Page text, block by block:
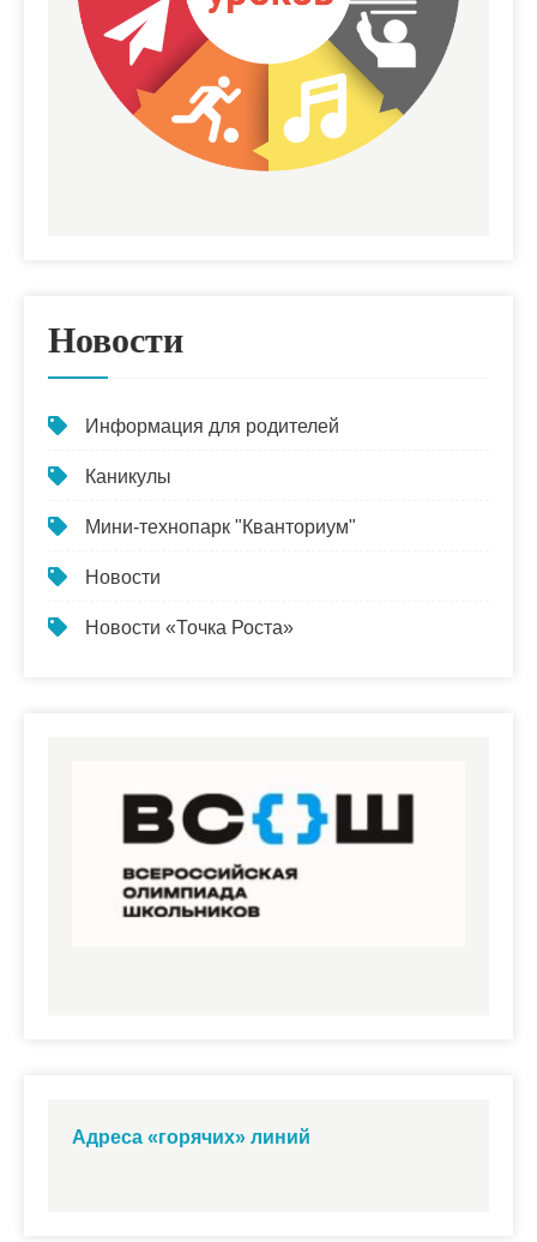
Новости
Информация для родителей
Каникулы
Мини-технопарк "Кванториум"
Новости
Новости «Точка Роста»
Адреса «горячих» линий